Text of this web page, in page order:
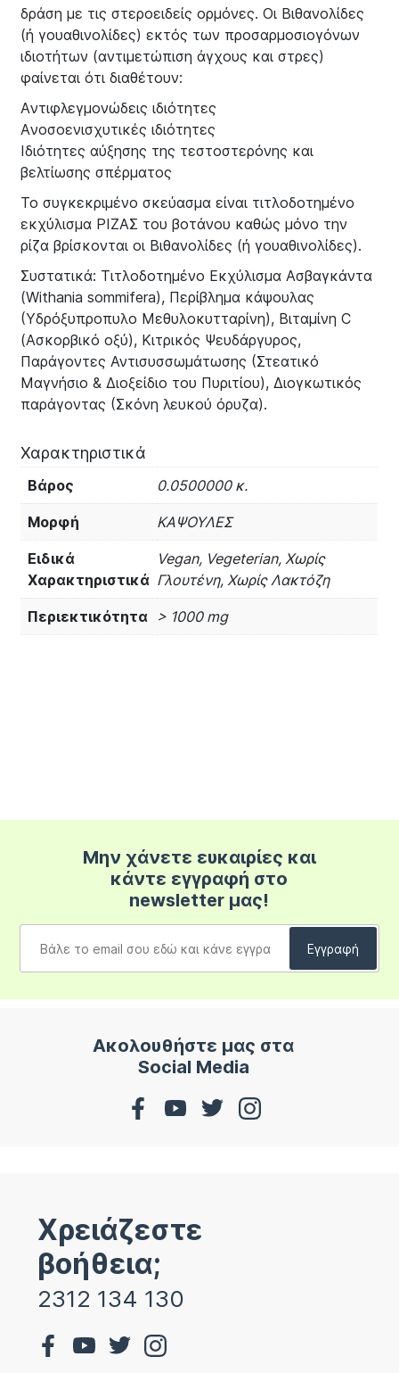
δράση με τις στεροειδείς ορμόνες. Οι Βιθανολίδες
(ή γουαθινολίδες) εκτός των προσαρμοσιογόνων
ιδιοτήτων (αντιμετώπιση άγχους και στρες)
φαίνεται ότι διαθέτουν:
Aντιφλεγμονώδεις ιδιότητες
Aνοσοενισχυτικές ιδιότητες
Iδιότητες αύξησης της τεστοστερόνης και
βελτίωσης σπέρματος
Το συγκεκριμένο σκεύασμα είναι τιτλοδοτημένο
εκχύλισμα ΡΙΖΑΣ του βοτάνου καθώς μόνο την
ρίζα βρίσκονται οι Βιθανολίδες (ή γουαθινολίδες).
Συστατικά: Τιτλοδοτημένο Εκχύλισμα Ασβαγκάντα
(Withania sommifera), Περίβλημα κάψουλας
(Υδρόξυπροπυλο Μεθυλοκυτταρίνη), Βιταμίνη C
(Ασκορβικό οξύ), Κιτρικός Ψευδάργυρος,
Παράγοντες Αντισυσσωμάτωσης (Στεατικό
Μαγνήσιο & Διοξείδιο του Πυριτίου), Διογκωτικός
παράγοντας (Σκόνη λευκού όρυζα).
Χαρακτηριστικά
Βάρος 0.0500000 κ.
Μορφή ΚΑΨΟΥΛΕΣ
Ειδικά
Χαρακτηριστικά
Vegan, Vegeterian, Χωρίς
Γλουτένη, Χωρίς Λακτόζη
Περιεκτικότητα > 1000 mg
Μην χάνετε ευκαιρίες και
κάντε εγγραφή στο
newsletter μας!
Ακολουθήστε μας στα
Social Media
Χρειάζεστε
βοήθεια;
2312 134 130